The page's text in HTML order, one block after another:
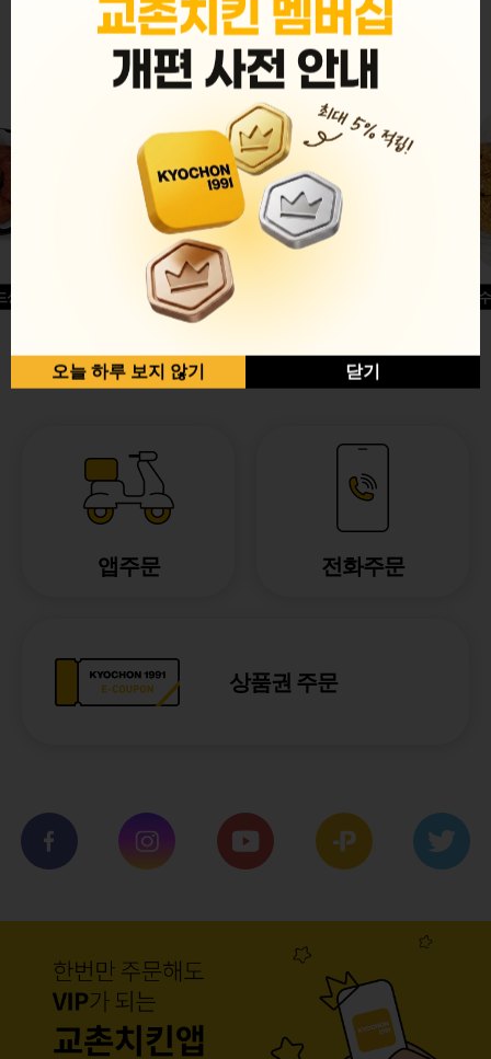
MENU
글윙
반반순살[레드+허니]
허니옥
앱주문 전화주문
상품권 주문
오늘 하루 보지 않기 닫기